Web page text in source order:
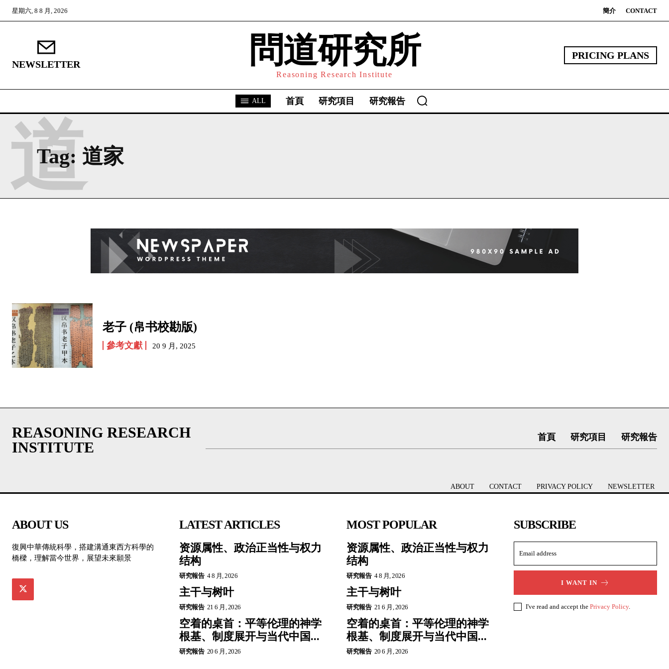
I WANT IN
I've read and accept thePrivacy Policy.
星期六, 8 8 月, 2026 簡介 CONTACT
NEWSLETTER 問道研究所
Reasoning Research Institute
PRICING PLANS
ALL 首頁 研究項目 研究報告
Tag: 道家
道
老子 (帛书校勘版)
參考文獻 20 9 月, 2025
REASONING RESEARCH
INSTITUTE
首頁 研究項目 研究報告
ABOUT CONTACT PRIVACY POLICY NEWSLETTER
ABOUT US
復興中華傳統科學，搭建溝通東西方科學的
橋樑，理解當今世界，展望未來願景
LATEST ARTICLES
资源属性、政治正当性与权力
结构
研究報告 4 8 月, 2026
主干与树叶
研究報告 21 6 月, 2026
空着的桌首：平等伦理的神学
根基、制度展开与当代中国...
研究報告 20 6 月, 2026
MOST POPULAR
资源属性、政治正当性与权力
结构
研究報告 4 8 月, 2026
主干与树叶
研究報告 21 6 月, 2026
空着的桌首：平等伦理的神学
根基、制度展开与当代中国...
研究報告 20 6 月, 2026
SUBSCRIBE
I WANT IN
I've read and accept the Privacy Policy.